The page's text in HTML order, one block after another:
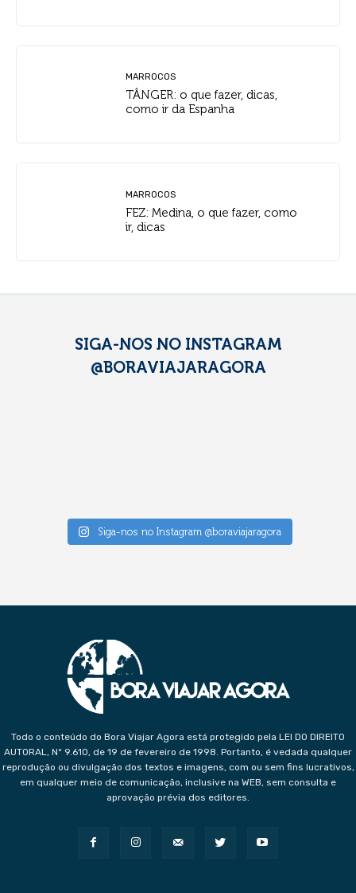
MARROCOS
TÂNGER: o que fazer, dicas,
como ir da Espanha
MARROCOS
FEZ: Medina, o que fazer, como
ir, dicas
SIGA-NOS NO INSTAGRAM
@BORAVIAJARAGORA
Siga-nos no Instagram @boraviajaragora
Todo o conteúdo do Bora Viajar Agora está protegido pela LEI DO DIREITO
AUTORAL, Nº 9.610, de 19 de fevereiro de 1998. Portanto, é vedada qualquer
reprodução ou divulgação dos textos e imagens, com ou sem fins lucrativos,
em qualquer meio de comunicação, inclusive na WEB, sem consulta e
aprovação prévia dos editores.